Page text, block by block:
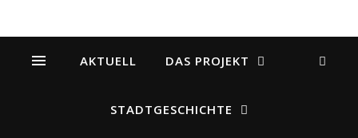
AKTUELL DAS PROJEKT
STADTGESCHICHTE